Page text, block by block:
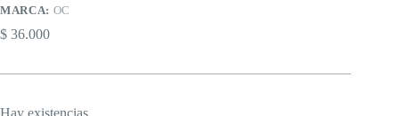
MARCA: OC
$ 36.000